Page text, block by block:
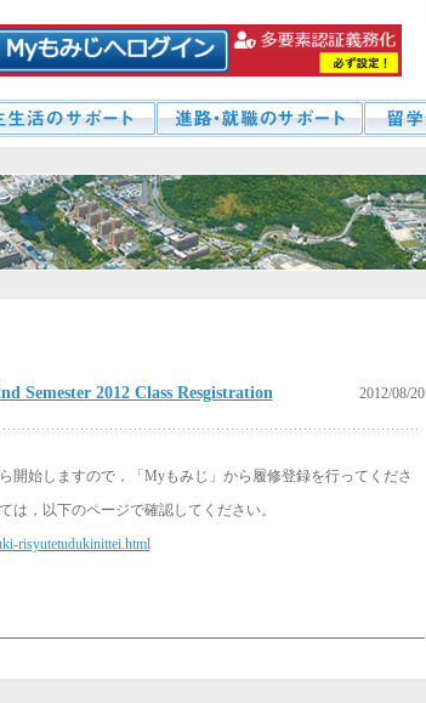
Semester 2012 Class Resgistration
2012/08/20
開始しますので，「Myもみじ」から履修登録を行ってくださ
は，以下のページで確認してください。
risyutetudukinittei.html